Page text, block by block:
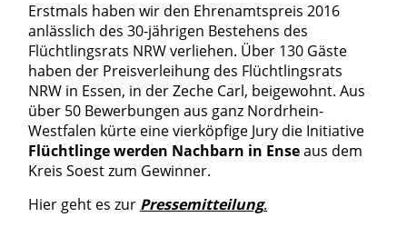
Erstmals haben wir den Ehrenamtspreis 2016
anlässlich des 30-jährigen Bestehens des
Flüchtlingsrats NRW verliehen. Über 130 Gäste
haben der Preisverleihung des Flüchtlingsrats
NRW in Essen, in der Zeche Carl, beigewohnt. Aus
über 50 Bewerbungen aus ganz Nordrhein-
Westfalen kürte eine vierköpfige Jury die Initiative
Flüchtlinge werden Nachbarn in Enseaus dem
Kreis Soest zum Gewinner.
Hier geht es zur Pressemitteilung.